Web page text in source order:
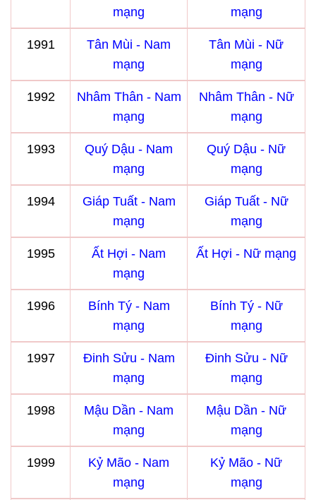
mạng
mạng
1991
Tân Mùi - Nam
mạng
Tân Mùi - Nữ
mạng
1992
Nhâm Thân - Nam
mạng
Nhâm Thân - Nữ
mạng
1993
Quý Dậu - Nam
mạng
Quý Dậu - Nữ
mạng
1994
Giáp Tuất - Nam
mạng
Giáp Tuất - Nữ
mạng
1995
Ất Hợi - Nam
mạng
Ất Hợi - Nữ mạng
1996
Bính Tý - Nam
mạng
Bính Tý - Nữ
mạng
1997
Đinh Sửu - Nam
mạng
Đinh Sửu - Nữ
mạng
1998
Mậu Dần - Nam
mạng
Mậu Dần - Nữ
mạng
1999
Kỷ Mão - Nam
mạng
Kỷ Mão - Nữ
mạng